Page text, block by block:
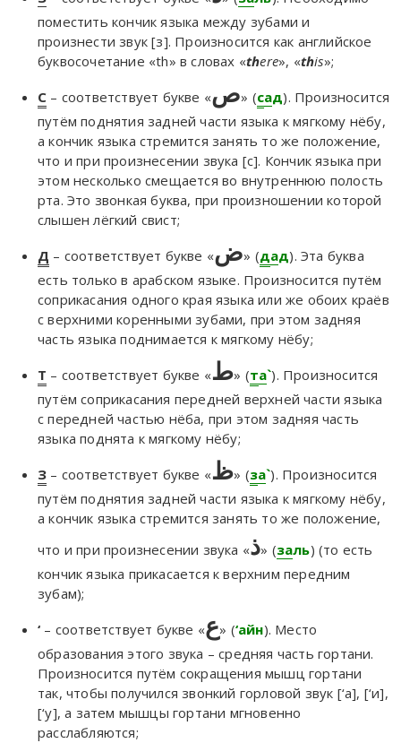
поместить кончик языка между зубами и
произнести звук [з]. Произносится как английское
буквосочетание «th» в словах «there», «this»;
С – соответствует букве «ص» (сад). Произносится
путём поднятия задней части языка к мягкому нёбу,
а кончик языка стремится занять то же положение,
что и при произнесении звука [с]. Кончик языка при
этом несколько смещается во внутреннюю полость
рта. Это звонкая буква, при произношении которой
слышен лёгкий свист;
Д – соответствует букве «ض» (дад). Эта буква
есть только в арабском языке. Произносится путём
соприкасания одного края языка или же обоих краёв
с верхними коренными зубами, при этом задняя
часть языка поднимается к мягкому нёбу;
Т – соответствует букве «ط» (та`). Произносится
путём соприкасания передней верхней части языка
с передней частью нёба, при этом задняя часть
языка поднята к мягкому нёбу;
З – соответствует букве «ظ» (за`). Произносится
путём поднятия задней части языка к мягкому нёбу,
а кончик языка стремится занять то же положение,
что и при произнесении звука «ذ» (заль) (то есть
кончик языка прикасается к верхним передним
зубам);
‘ – соответствует букве «ع» (‘айн). Место
образования этого звука – средняя часть гортани.
Произносится путём сокращения мышц гортани
так, чтобы получился звонкий горловой звук [‘а], [‘и],
[‘у], а затем мышцы гортани мгновенно
расслабляются;